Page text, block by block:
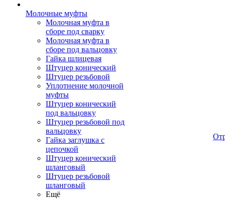
Молочные муфты
Молочная муфта в
сборе под сварку
Молочная муфта в
сборе под вальцовку
Гайка шлицевая
Штуцер конический
Штуцер резьбовой
Уплотнение молочной
муфты
Штуцер конический
под вальцовку
Штуцер резьбовой под
вальцовку
Гайка заглушка с
цепочкой
Штуцер конический
шланговый
Штуцер резьбовой
шланговый
Ещё